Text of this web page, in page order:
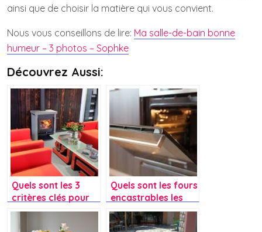
ainsi que de choisir la matière qui vous convient.
Nous vous conseillons de lire: Ma salle-de-bain bonne
humeur – 3 photos – Sophke
Découvrez Aussi:
Quels sont les 3
critères clés pour
bien choisir son
poêle à granulés ?
Quels sont les fours
encastrables les
plus fiables ?